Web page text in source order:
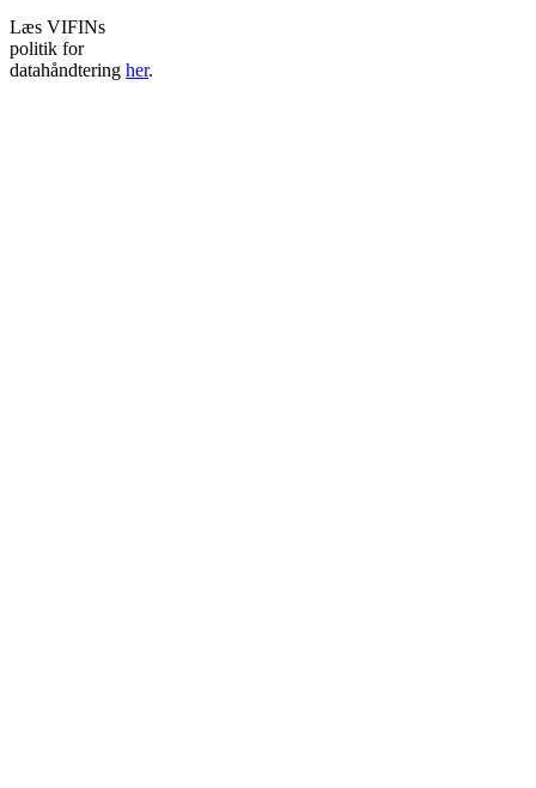
Læs VIFINs
politik for
datahåndtering her.